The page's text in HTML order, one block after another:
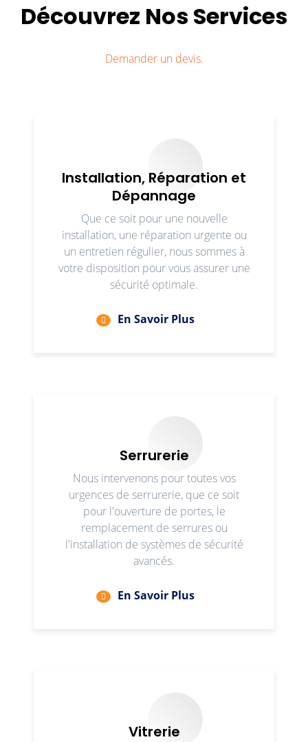
Découvrez Nos Services
Demander un devis.
Installation, Réparation et
Dépannage
Que ce soit pour une nouvelle
installation, une réparation urgente ou
un entretien régulier, nous sommes à
votre disposition pour vous assurer une
sécurité optimale.
En Savoir Plus
Serrurerie
Nous intervenons pour toutes vos
urgences de serrurerie, que ce soit
pour l'ouverture de portes, le
remplacement de serrures ou
l'installation de systèmes de sécurité
avancés.
En Savoir Plus
Vitrerie